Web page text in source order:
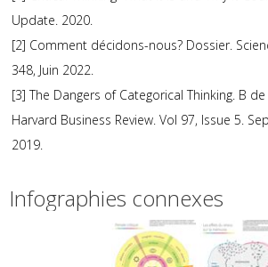
Update. 2020.
[2] Comment décidons-nous? Dossier.
348, Juin 2022.
[3] The Dangers of Categorical Thinking. B
Harvard Business Review. Vol 97, Issue 5.
2019.
Infographies connexes